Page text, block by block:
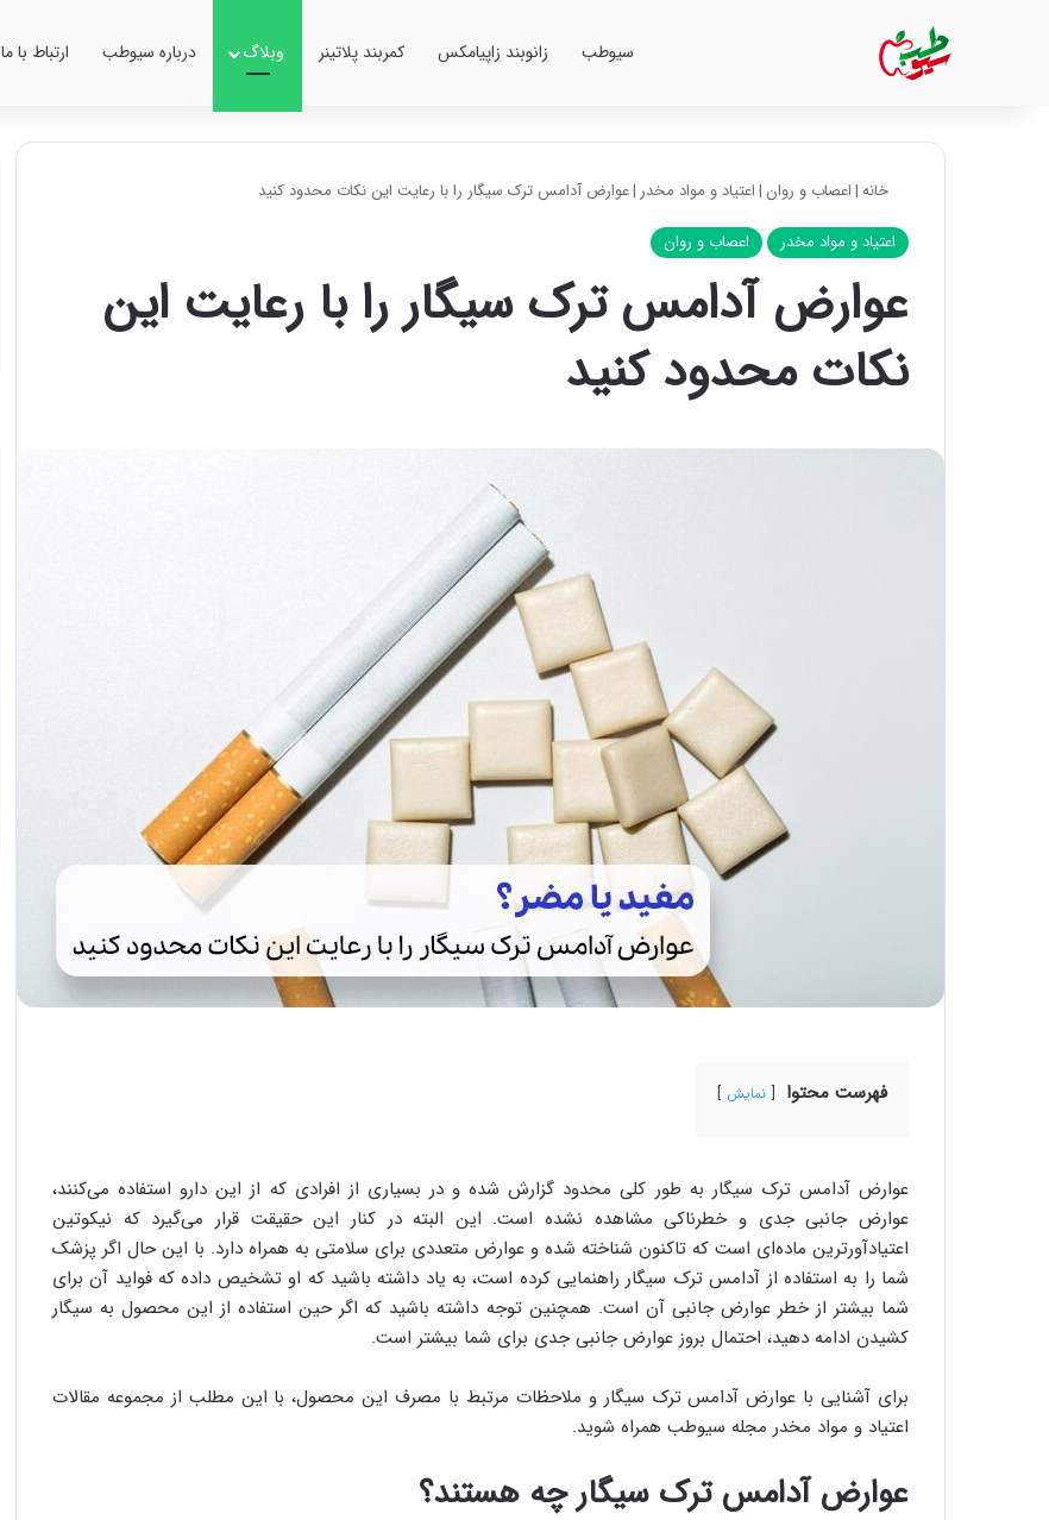
سیوطب زانوبند زاپیامکس کمربند پلاتینر وبلاگ درباره سیوطب ارتباط با ما
خانه|اعصاب و روان |اعتیاد و مواد مخدر |عوارض آدامس ترک سیگار را با رعایت این نکات محدود کنید
اعتیاد و مواد مخدر اعصاب و روان
عوارض آدامس ترک سیگار را با رعایت این
نکات محدود کنید
فهرست محتوا نمایش
عوارض آدامس ترک سیگار به طور کلی محدود گزارش شده و در بسیاری از افرادی که از این دارو استفاده می‌کنند،
عوارض جانبی جدی و خطرناکی مشاهده نشده است. این البته در کنار این حقیقت قرار می‌گیرد که نیکوتین
اعتیادآورترین ماده‌ای است که تاکنون شناخته شده و عوارض متعددی برای سلامتی به همراه دارد. با این حال اگر پزشک
شما را به استفاده از آدامس ترک سیگار راهنمایی کرده است، به یاد داشته باشید که او تشخیص داده که فواید آن برای
شما بیشتر از خطر عوارض جانبی آن است. همچنین توجه داشته باشید که اگر حین استفاده از این محصول به سیگار
کشیدن ادامه دهید، احتمال بروز عوارض جانبی جدی برای شما بیشتر است.
برای آشنایی با عوارض آدامس ترک سیگار و ملاحظات مرتبط با مصرف این محصول، با این مطلب از مجموعه مقالات
اعتیاد و مواد مخدر مجله سیوطب همراه شوید.
عوارض آدامس ترک سیگار چه هستند؟